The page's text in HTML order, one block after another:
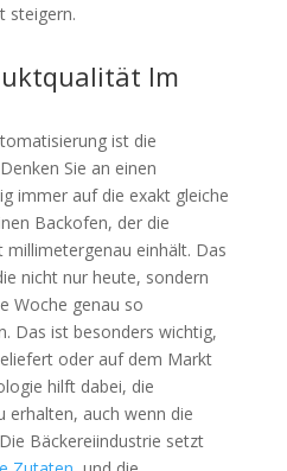
steigern.
Im
ist die
Sie an einen
immer auf die exakt gleiche
Backofen, der die
einhält. Das
nicht nur heute, sondern
Woche genau so
Das ist besonders wichtig,
oder auf dem Markt
hilft dabei, die
erhalten, auch wenn die
Bäckereiindustrie setzt